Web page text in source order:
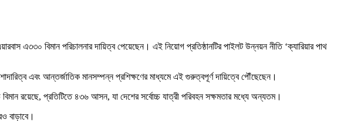
এ৩৩০ বিমান পরিচালনার দায়িত্ব পেয়েছেন। এই নিয়োগ প্রতিষ্ঠানটির পাইলট উন্নয়ন নীতি ‘ক্যারিয়ার পাথ
এবং আন্তর্জাতিক মানসম্পন্ন প্রশিক্ষণের মাধ্যমে এই গুরুত্বপূর্ণ দায়িত্বে পৌঁছেছেন।
রয়েছে, প্রতিটিতে ৪৩৬ আসন, যা দেশের সর্বোচ্চ যাত্রী পরিবহন সক্ষমতার মধ্যে অন্যতম।
বাড়াবে।